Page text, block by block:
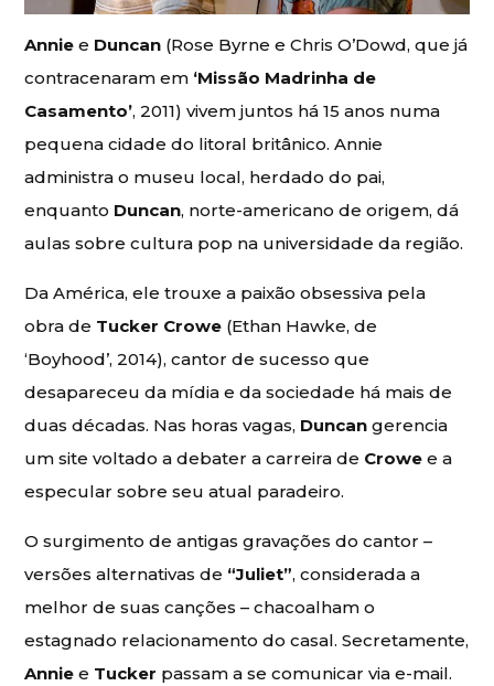
Annie e Duncan (Rose Byrne e Chris O’Dowd, que já
contracenaram em ‘Missão Madrinha de
Casamento’, 2011) vivem juntos há 15 anos numa
pequena cidade do litoral britânico. Annie
administra o museu local, herdado do pai,
enquanto Duncan, norte-americano de origem, dá
aulas sobre cultura pop na universidade da região.
Da América, ele trouxe a paixão obsessiva pela
obra de Tucker Crowe (Ethan Hawke, de
‘Boyhood’, 2014), cantor de sucesso que
desapareceu da mídia e da sociedade há mais de
duas décadas. Nas horas vagas, Duncan gerencia
um site voltado a debater a carreira de Crowe e a
especular sobre seu atual paradeiro.
O surgimento de antigas gravações do cantor –
versões alternativas de “Juliet”, considerada a
melhor de suas canções – chacoalham o
estagnado relacionamento do casal. Secretamente,
Annie e Tucker passam a se comunicar via e-mail.